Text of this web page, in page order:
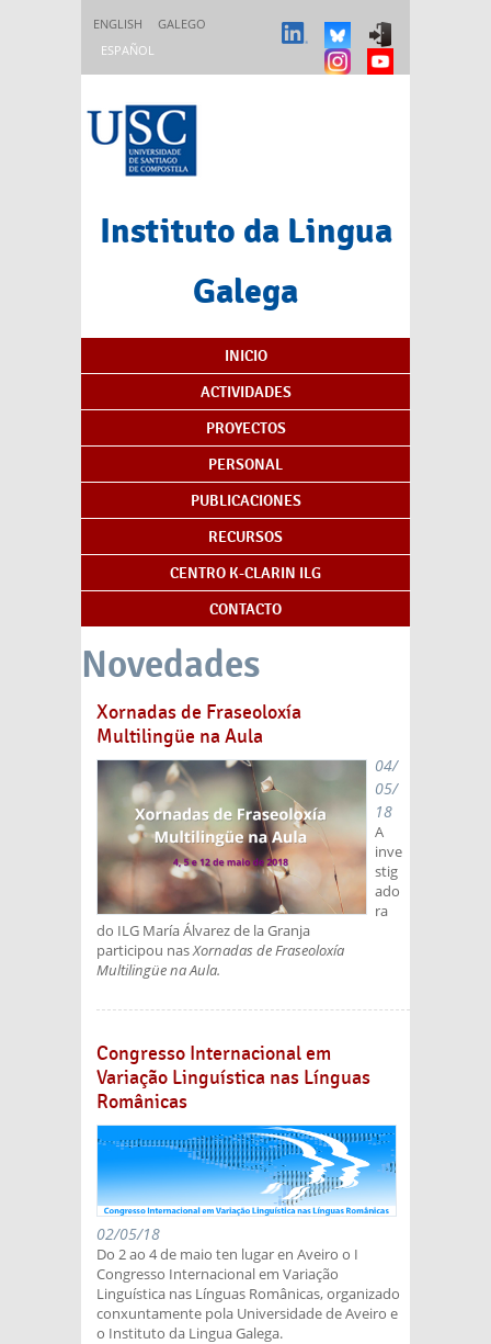
ENGLISH
GALEGO
ESPAÑOL
Instituto da Lingua
Galega
Índice de contenidos
INICIO
ACTIVIDADES
PROYECTOS
PERSONAL
PUBLICACIONES
RECURSOS
CENTRO K-CLARIN ILG
CONTACTO
Novedades
Xornadas de Fraseoloxía
Multilingüe na Aula
04/
05/
18
A
inve
stig
ado
ra
do ILG María Álvarez de la Granja
participou nasXornadas de Fraseoloxía
Multilingüe na Aula.
Congresso Internacional em
Variação Linguística nas Línguas
Românicas
02/05/18
Do 2 ao 4 de maio ten lugar en Aveiro o I
Congresso Internacional em Variação
Linguística nas Línguas Românicas, organizado
conxuntamente pola Universidade de Aveiro e
o Instituto da Lingua Galega.